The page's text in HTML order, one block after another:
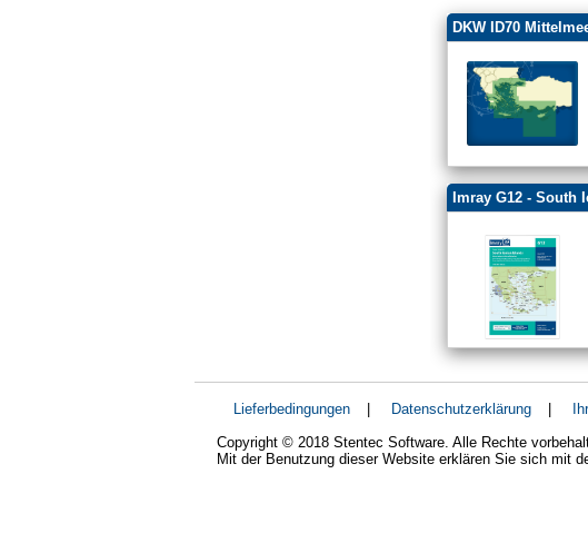
DKW ID70
Imray G12 - South
Lieferbedingungen | Datenschutzerklärung |
Copyright © 2018 Stentec Software. Alle Rechte
Mit der Benutzung dieser Website erklären Sie sich mit